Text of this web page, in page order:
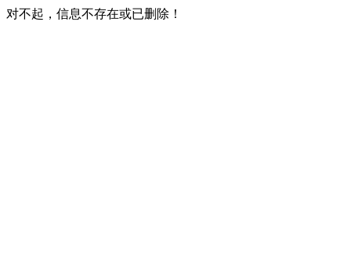
对不起，信息不存在或已删除！